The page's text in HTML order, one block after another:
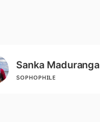
Sanka Maduranga
sᴏᴘʜᴏᴘʜɪʟᴇ